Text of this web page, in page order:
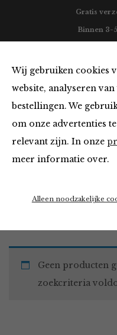
Wij gebruiken cookies
website, analyseren
bestellingen. We
om onze advertenties
relevant zijn. In onze
meer informatie over.
Alleen noodzakelijke
Gratis
Binnen 3-
Vesten en
Home Winkel
Geen producten
zoekcriteria